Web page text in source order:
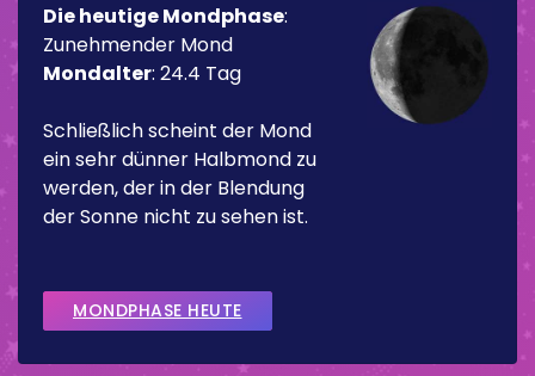
Die heutige Mondphase:
Zunehmender Mond
Mondalter: 24.4 Tag
Schließlich scheint der Mond
ein sehr dünner Halbmond zu
werden, der in der Blendung
der Sonne nicht zu sehen ist.
MONDPHASE HEUTE